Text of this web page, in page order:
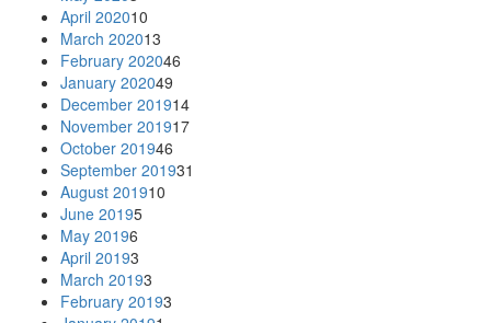
April 202010
March 202013
February 202046
January 202049
December 201914
November 201917
October 201946
September 201931
August 201910
June 20195
May 20196
April 20193
March 20193
February 20193